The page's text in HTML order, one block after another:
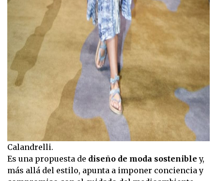
Calandrelli.
Es una propuesta de diseño de moda sostenible y,
más allá del estilo, apunta a imponer conciencia y